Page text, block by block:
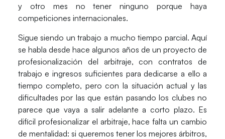
y otro mes no tener ninguno porque haya
competiciones internacionales.
Sigue siendo un trabajo a mucho tiempo parcial. Aquí
se habla desde hace algunos años de un proyecto de
profesionalización del arbitraje, con contratos de
trabajo e ingresos suficientes para dedicarse a ello a
tiempo completo, pero con la situación actual y las
dificultades por las que están pasando los clubes no
parece que vaya a salir adelante a corto plazo. Es
difícil profesionalizar el arbitraje, hace falta un cambio
de mentalidad: si queremos tener los mejores árbitros,